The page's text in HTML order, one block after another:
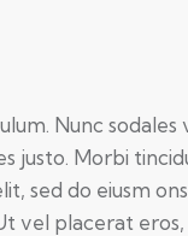
Nunc sodales
justo. Morbi
sed do eiusm
vel placerat